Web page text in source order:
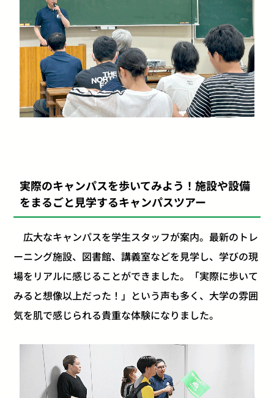
実際のキャンパスを歩いてみよう！施設や設備
をまるごと見学するキャンパスツアー
広大なキャンパスを学生スタッフが案内。最新のトレ
ーニング施設、図書館、講義室などを見学し、学びの現
場をリアルに感じることができました。「実際に歩いて
みると想像以上だった！」という声も多く、大学の雰囲
気を肌で感じられる貴重な体験になりました。